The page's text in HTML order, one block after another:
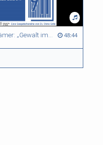
Gudrun Krämer: „Gewalt im Namen des Islam: Muslimische Fragen und Antworten“ - Podcast Zwanzig Jahre 9/11 48:44